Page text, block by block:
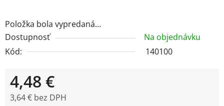
Položka bola vypredaná…
Dostupnosť
Na objednávku
Kód:
140100
4,48 €
3,64 € bez DPH